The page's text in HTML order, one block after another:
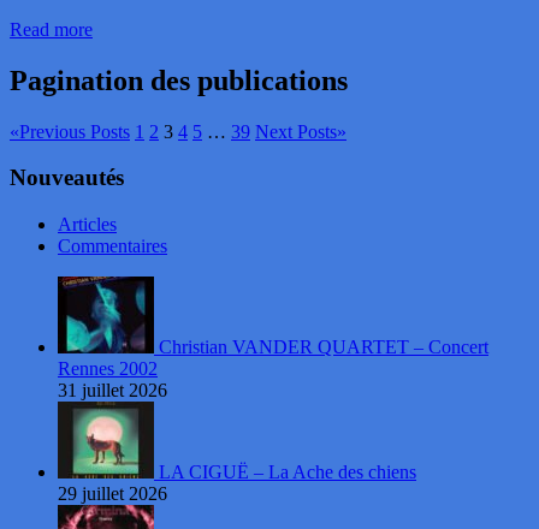
Read more
Pagination des publications
«Previous Posts 1 2 3 4 5 … 39 Next Posts»
Nouveautés
Articles
Commentaires
Christian VANDER QUARTET – Concert
Rennes 2002
31 juillet 2026
LA CIGUË – La Ache des chiens
29 juillet 2026